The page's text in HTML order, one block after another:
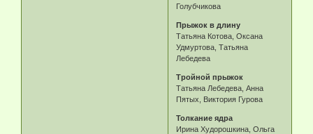
Голубчикова
Прыжок в длину
Татьяна Котова, Оксана
Удмуртова, Татьяна
Лебедева
Тройной прыжок
Татьяна Лебедева, Анна
Пятых, Виктория Гурова
Толкание ядра
Ирина Худорошкина, Ольга